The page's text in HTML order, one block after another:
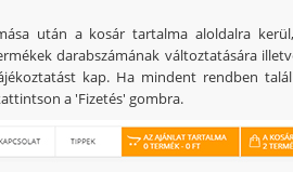
után a kosár tartalma aloldalra
darabszámának változtatására
kap. Ha mindent rendben
a 'Fizetés' gombra.